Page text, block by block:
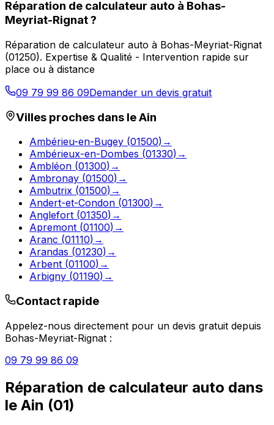
Réparation de calculateur auto à Bohas-
Meyriat-Rignat?
Réparation de calculateur auto à Bohas-Meyriat-Rignat
(01250). Expertise & Qualité - Intervention rapide sur
place ou à distance
09 79 99 86 09Demander un devis gratuit
Villes proches dans leAin
Ambérieu-en-Bugey (01500) →
Ambérieux-en-Dombes (01330) →
Ambléon (01300) →
Ambronay (01500) →
Ambutrix (01500) →
Andert-et-Condon (01300) →
Anglefort (01350) →
Apremont (01100) →
Aranc (01110) →
Arandas (01230) →
Arbent (01100) →
Arbigny (01190) →
Contact rapide
Appelez-nous directement pour un devis gratuit depuis
Bohas-Meyriat-Rignat :
09 79 99 86 09
Réparation de calculateur auto dans
le Ain (01)